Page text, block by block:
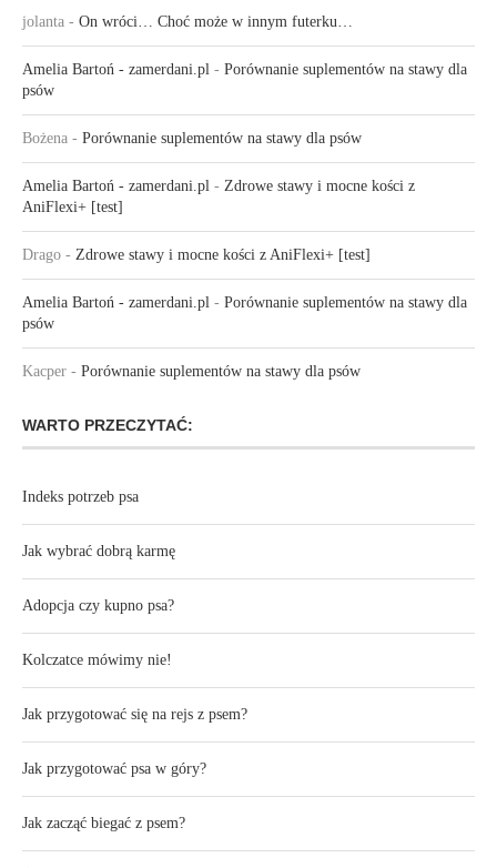
jolanta - On wróci… Choć może w innym futerku…
Amelia Bartoń - zamerdani.pl - Porównanie suplementów na stawy dla
psów
Bożena - Porównanie suplementów na stawy dla psów
Amelia Bartoń - zamerdani.pl - Zdrowe stawy i mocne kości z
AniFlexi+ [test]
Drago - Zdrowe stawy i mocne kości z AniFlexi+ [test]
Amelia Bartoń - zamerdani.pl - Porównanie suplementów na stawy dla
psów
Kacper - Porównanie suplementów na stawy dla psów
WARTO PRZECZYTAĆ:
Indeks potrzeb psa
Jak wybrać dobrą karmę
Adopcja czy kupno psa?
Kolczatce mówimy nie!
Jak przygotować się na rejs z psem?
Jak przygotować psa w góry?
Jak zacząć biegać z psem?